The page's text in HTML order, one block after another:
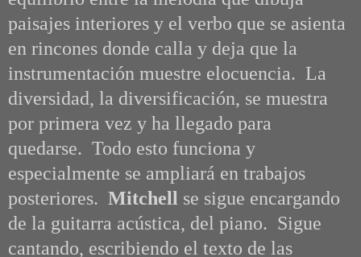
paisajes interiores y el verbo que se asienta
en rincones donde calla y deja que la
instrumentación muestre elocuencia. La
diversidad, la diversificación, se muestra
por primera vez y ha llegado para
quedarse. Todo esto funciona y
especialmente se ampliará en trabajos
posteriores. Mitchell se sigue encargando
de la guitarra acústica, del piano. Sigue
cantando, escribiendo el texto de las